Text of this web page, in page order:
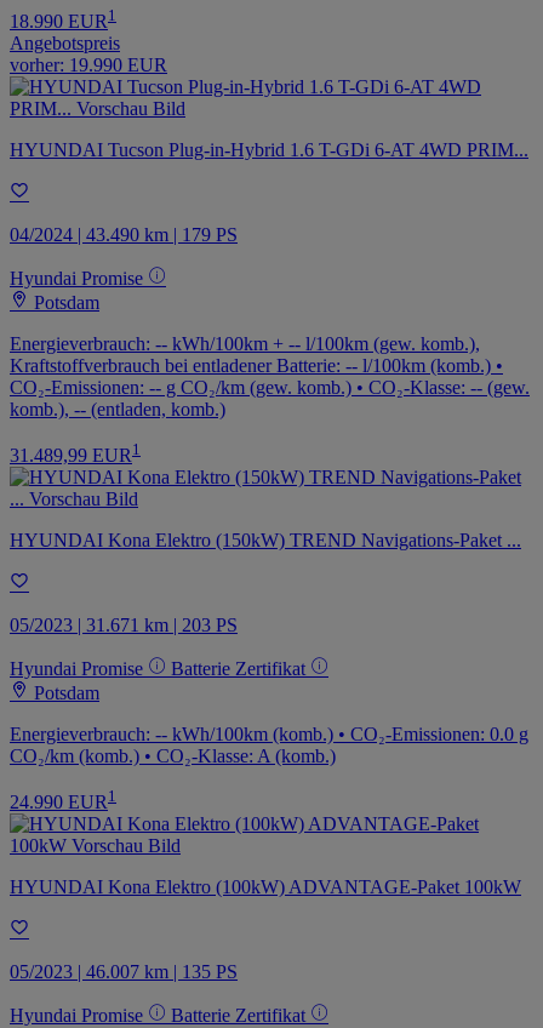
18.990 EUR 1
Angebotspreis
vorher: 19.990 EUR
HYUNDAI Tucson Plug-in-Hybrid 1.6 T-GDi 6-AT 4WD PRIM...
04/2024 | 43.490 km | 179 PS
Hyundai Promise
Potsdam
Energieverbrauch: -- kWh/100km + -- l/100km (gew. komb.),
Kraftstoffverbrauch bei entladener Batterie: -- l/100km (komb.) •
CO₂-Emissionen: -- g CO₂/km (gew. komb.) • CO₂-Klasse: -- (gew.
komb.), -- (entladen, komb.)
31.489,99 EUR 1
HYUNDAI Kona Elektro (150kW) TREND Navigations-Paket ...
05/2023 | 31.671 km | 203 PS
Hyundai Promise
Batterie Zertifikat
Potsdam
Energieverbrauch: -- kWh/100km (komb.) • CO₂-Emissionen: 0.0 g
CO₂/km (komb.) • CO₂-Klasse: A (komb.)
24.990 EUR 1
HYUNDAI Kona Elektro (100kW) ADVANTAGE-Paket 100kW
05/2023 | 46.007 km | 135 PS
Hyundai Promise
Batterie Zertifikat